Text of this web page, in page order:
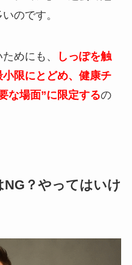
のです。
めにも、
しっぽを触
限にとどめ、健康チ
な場面”に限定するの
？やってはいけ